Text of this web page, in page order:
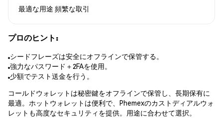
最適な用途 頻繁な取引
プロのヒント:
シードフレーズは安全にオフラインで保管する。
強力なパスワード＋2FAを使用。
少額でテスト送金を行う。
コールドウォレットは秘密鍵をオフラインで保管し、長期保有に
最適。ホットウォレットは便利で、Phemexのカストディアルウォ
レットも高度なセキュリティを提供。用途に合わせて選択。